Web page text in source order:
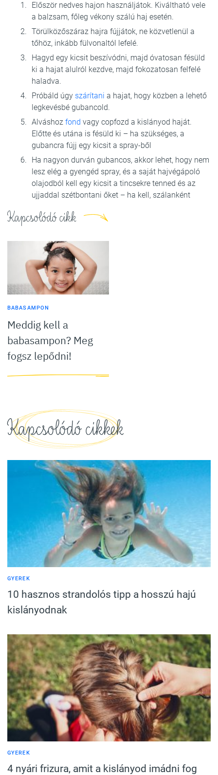
Először nedves hajon használjátok. Kiváltható vele
a balzsam, főleg vékony szálú haj esetén.
Törülközőszáraz hajra fújjátok, ne közvetlenül a
tőhöz, inkább fülvonaltól lefelé.
Hagyd egy kicsit beszívódni, majd óvatosan fésüld
ki a hajat alulról kezdve, majd fokozatosan felfelé
haladva.
Próbáld úgy szárítani a hajat, hogy közben a lehető
legkevésbé gubancold.
Alváshoz fond vagy copfozd a kislányod haját.
Előtte és utána is fésüld ki – ha szükséges, a
gubancra fújj egy kicsit a spray-ből
Ha nagyon durván gubancos, akkor lehet, hogy nem
lesz elég a gyengéd spray, és a saját hajvégápoló
olajodból kell egy kicsit a tincsekre tenned és az
ujjaddal szétbontani őket – ha kell, szálanként
Kapcsolódó cikk
BABASAMPON
Meddig kell a
babasampon? Meg
fogsz lepődni!
Kapcsolódó cikkek
GYEREK
10 hasznos strandolós tipp a hosszú hajú
kislányodnak
GYEREK
4 nyári frizura, amit a kislányod imádni fog